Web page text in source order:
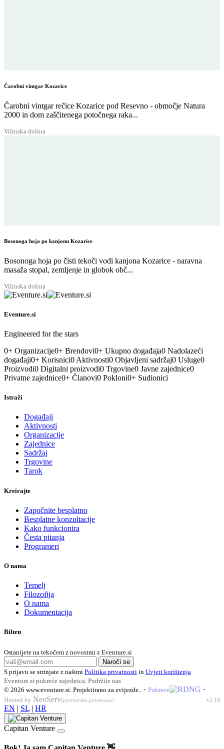
Čarobni vintgar Kozarice
Čarobni vintgar rečice Kozarice pod Resevno - območje Natura
2000 in dom zaščitenega potočnega raka...
Vilinska dolina
Bosonoga hoja po kanjonu Kozarice
Bosonoga hoja po čisti tekoči vodi kanjona Kozarice - naravna
masaža stopal, zemljenje in globok obč...
Vilinska dolina
Eventure.si
Engineered for the stars
0+ Organizacije0+ Brendovi0+ Ukupno događaja0 Nadolazeći
događaji0+ Korisnici0 Aktivnosti0 Objavljeni sadržaj0 Usluge0
Proizvodi0 Digitalni proizvodi0 Trgovine0 Javne zajednice0
Privatne zajednice0+ Članovi0 Pokloni0+ Sudionici
Istraži
Događaji
Aktivnosti
Organizacije
Zajednice
Sadržaj
Trgovine
Tarok
Kreirajte
Započnite besplatno
Besplatne konzultacije
Kako funkcionira
Česta pitanja
Programeri
O nama
Temelj
Filozofija
O nama
Dokumentacija
Bilten
Ostanijete na tekočem z novostmi z Eventure.si
Naroči se
S prijavu se strinjate z našimi Politika privatnosti in Uvjeti korištenja
Eventure.si pokreće zajednica. Podržite nas
© 2026 www.eventure.si Projektirano za zvijezde. · Pokreće ·
Hosted by NeoServ(partnerska poveznica) v2.18
EN | SL | HR
Capitan Venture